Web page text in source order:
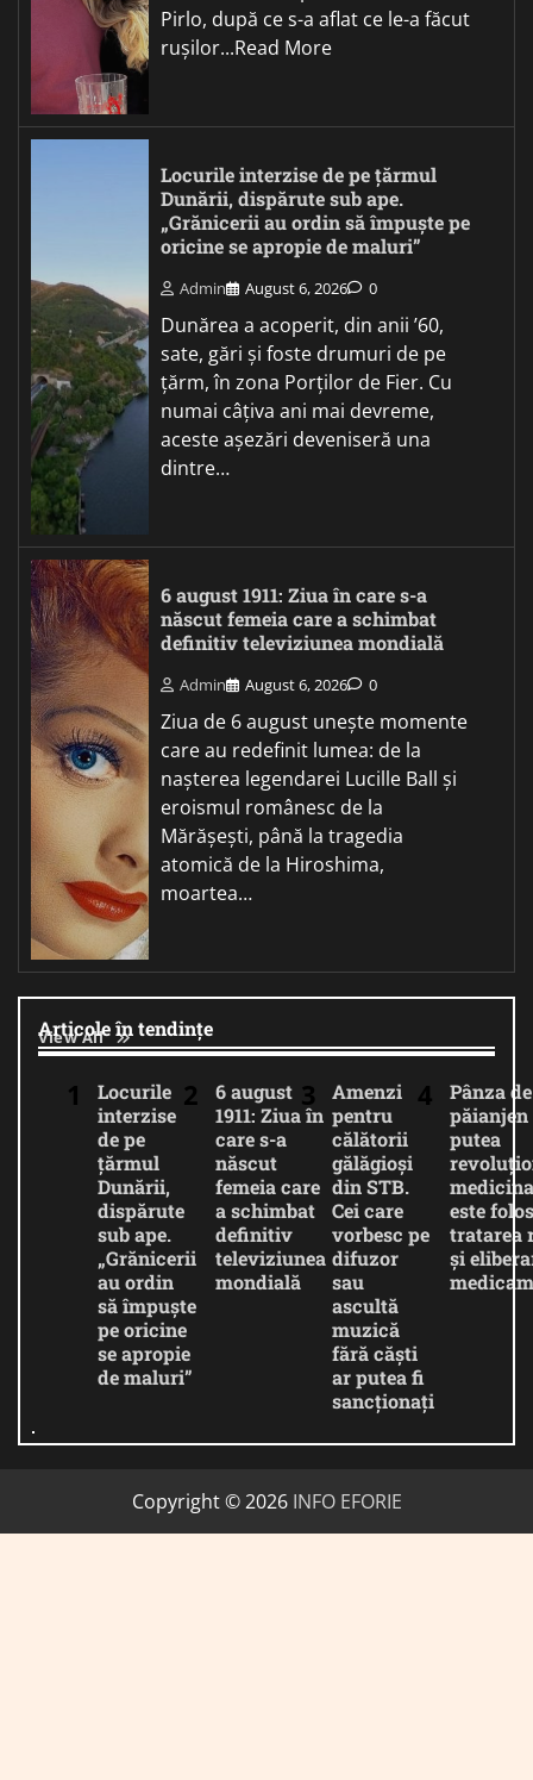
Pirlo, după ce s-a aflat ce le-a făcut
rușilor...Read More
Locurile interzise de pe țărmul
Dunării, dispărute sub ape.
„Grănicerii au ordin să împuște pe
oricine se apropie de maluri”
Admin August 6, 2026 0
Dunărea a acoperit, din anii ’60,
sate, gări și foste drumuri de pe
țărm, în zona Porților de Fier. Cu
numai câțiva ani mai devreme,
aceste așezări deveniseră una
dintre…
6 august 1911: Ziua în care s-a
născut femeia care a schimbat
definitiv televiziunea mondială
Admin August 6, 2026 0
Ziua de 6 august unește momente
care au redefinit lumea: de la
nașterea legendarei Lucille Ball și
eroismul românesc de la
Mărășești, până la tragedia
atomică de la Hiroshima,
moartea…
Articole în tendințe
View All
Locurile
interzise
de pe
țărmul
Dunării,
dispărute
sub ape.
„Grănicerii
au ordin
să împuște
pe oricine
se apropie
de maluri”
6 august
1911: Ziua în
care s-a
născut
femeia care
a schimbat
definitiv
televiziunea
mondială
Amenzi
pentru
călătorii
gălăgioși
din STB.
Cei care
vorbesc pe
difuzor
sau
ascultă
muzică
fără căști
ar putea fi
sancționați
Pânza de
păianjen
putea
este
tratarea
și
Copyright © 2026 INFO EFORIE